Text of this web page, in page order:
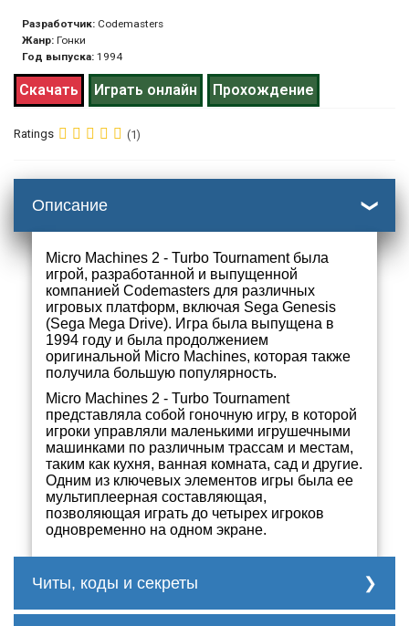
Разработчик: Codemasters
Жанр: Гонки
Год выпуска: 1994
Скачать Играть онлайн Прохождение
Ratings (1)
Описание
Micro Machines 2 - Turbo Tournament была
игрой, разработанной и выпущенной
компанией Codemasters для различных
игровых платформ, включая Sega Genesis
(Sega Mega Drive). Игра была выпущена в
1994 году и была продолжением
оригинальной Micro Machines, которая также
получила большую популярность.
Micro Machines 2 - Turbo Tournament
представляла собой гоночную игру, в которой
игроки управляли маленькими игрушечными
машинками по различным трассам и местам,
таким как кухня, ванная комната, сад и другие.
Одним из ключевых элементов игры была ее
мультиплеерная составляющая,
позволяющая играть до четырех игроков
одновременно на одном экране.
Читы, коды и секреты